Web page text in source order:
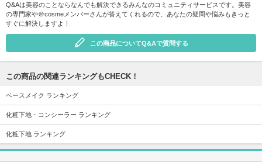
Q&Aは美容のことならなんでも解決できるみんなのコミュニティサービスです。美容
の専門家や＠cosmeメンバーさんが答えてくれるので、あなたの疑問や悩みもきっと
すぐに解決しますよ！
この商品についてQ&Aで質問する
この商品の関連ランキングもCHECK！
ベースメイク ランキング
化粧下地・コンシーラー ランキング
化粧下地 ランキング